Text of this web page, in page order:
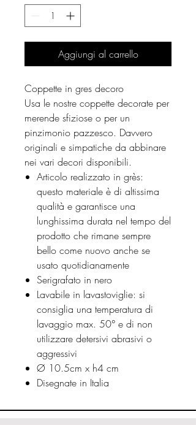
Aggiungi al carrello
Coppette in gres decoro
Usa le nostre coppette decorate per
merende sfiziose o per un
pinzimonio pazzesco. Davvero
originali e simpatiche da abbinare
nei vari decori disponibili.
Articolo realizzato in grès:
questo materiale è di altissima
qualità e garantisce una
lunghissima durata nel tempo del
prodotto che rimane sempre
bello come nuovo anche se
usato quotidianamente
Serigrafato in nero
Lavabile in lavastoviglie: si
consiglia una temperatura di
lavaggio max. 50° e di non
utilizzare detersivi abrasivi o
aggressivi
Ø 10.5cm x h4 cm
Disegnate in Italia